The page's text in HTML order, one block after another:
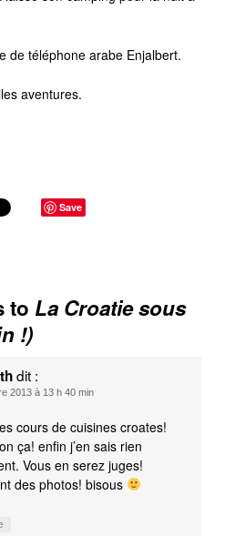
de téléphone arabe Enjalbert.
aventures.
Save
to La Croatie sous
!)
dit :
2013 à 13 h 40 min
cours de cuisines croates!
ça! enfin j’en sais rien
Vous en serez juges!
des photos! bisous